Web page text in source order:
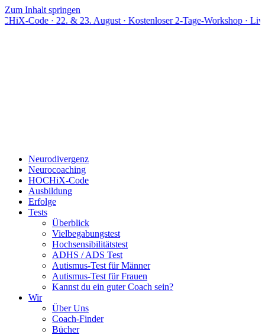
Zum Inhalt springen
· 22. & 23. August · Kostenloser 2-Tage-Workshop · Live online
Neurodivergenz
Neurocoaching
HOCHiX-Code
Ausbildung
Erfolge
Tests
Überblick
Vielbegabungstest
Hochsensibilitätstest
ADHS / ADS Test
Autismus-Test für Männer
Autismus-Test für Frauen
Kannst du ein guter Coach sein?
Wir
Über Uns
Coach-Finder
Bücher